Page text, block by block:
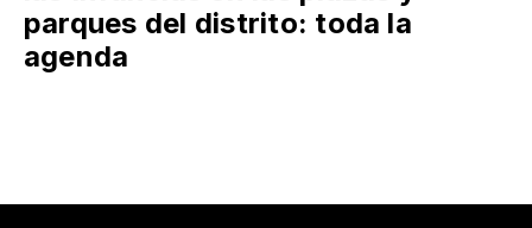
parques del distrito: toda la
agenda